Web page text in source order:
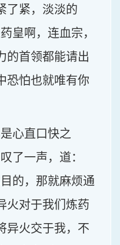
了紧，淡淡的
皇啊，连血宗，
的首领都能请出
恐怕也就唯有你
心直口快之
了一声，道：
的，那就麻烦通
火对于我们炼药
异火交于我，不